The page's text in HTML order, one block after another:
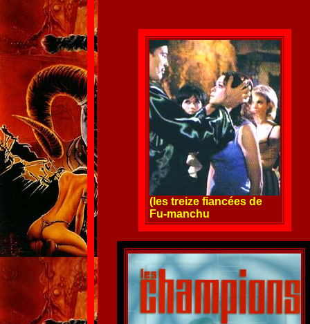
(les treize fiancées de
Fu-manchu